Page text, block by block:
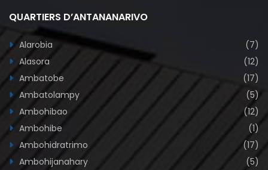
QUARTIERS D’ANTANANARIVO
Alarobia
(7)
Alasora
(12)
Ambatobe
(17)
Ambatolampy
(5)
Ambohibao
(12)
Ambohibe
(1)
Ambohidratrimo
(17)
Ambohijanahary
(5)